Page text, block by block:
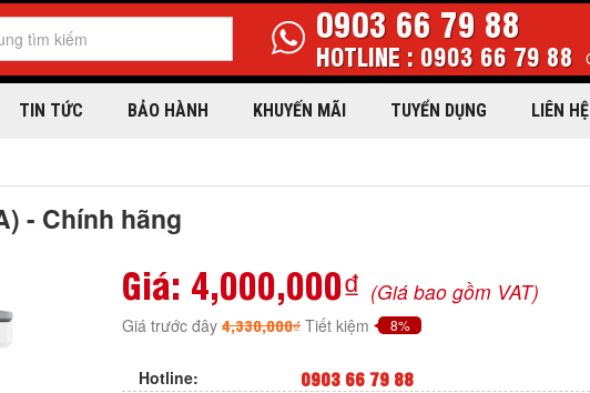
0903 66 79 88
HOTLINE : 0903 66 79 88
TIN TỨC BẢO HÀNH KHUYẾN MÃI TUYỂN DỤNG LIÊN HỆ
- Chính hãng
Giá: 4,000,000₫ (Giá bao gồm VAT)
Giá trước đây 4,330,000₫ Tiết kiệm 8%
Hotline: 0903 66 79 88